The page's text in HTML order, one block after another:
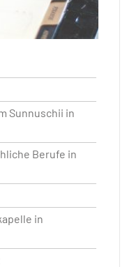
Sunnuschii in
Berufe in
in